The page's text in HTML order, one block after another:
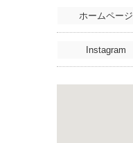
ホームページ
Instagram